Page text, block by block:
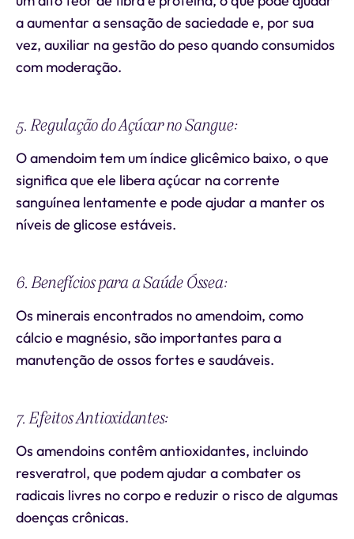
a aumentar a sensação de saciedade e, por sua
vez, auxiliar na gestão do peso quando consumidos
com moderação.
5. Regulação do Açúcar no Sangue:
O amendoim tem um índice glicêmico baixo, o que
significa que ele libera açúcar na corrente
sanguínea lentamente e pode ajudar a manter os
níveis de glicose estáveis.
6. Benefícios para a Saúde Óssea:
Os minerais encontrados no amendoim, como
cálcio e magnésio, são importantes para a
manutenção de ossos fortes e saudáveis.
7. Efeitos Antioxidantes:
Os amendoins contêm antioxidantes, incluindo
resveratrol, que podem ajudar a combater os
radicais livres no corpo e reduzir o risco de algumas
doenças crônicas.